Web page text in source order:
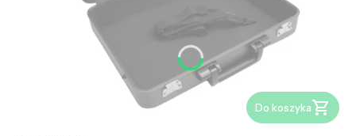
Do koszyka